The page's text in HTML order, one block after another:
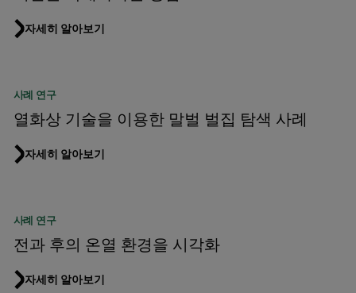
자세히 알아보기
사례 연구
열화상 기술을 이용한 말벌 벌집 탐색 사례
자세히 알아보기
사례 연구
전과 후의 온열 환경을 시각화
자세히 알아보기